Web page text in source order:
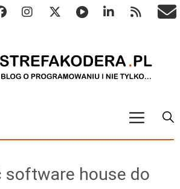
ALGO
software house do